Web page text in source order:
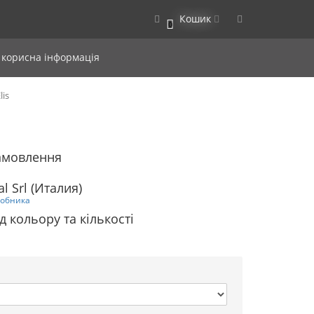
0 Кошик
інформація
Srl (Италия)
кольору та кількості